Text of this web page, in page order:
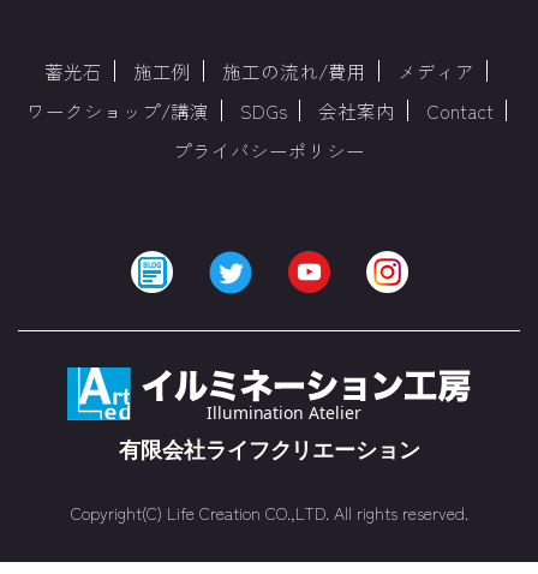
蓄光石 施工例 施工の流れ/費用
メディア
ワークショップ/講演
SDGs 会社案内
Contact
プライバシーポリシー
Copyright(C) Life Creation CO.,LTD. All rights reserved.